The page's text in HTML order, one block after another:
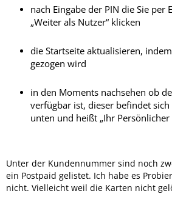
nach Eingabe der PIN die Sie per
„Weiter als Nutzer“ klicken
die Startseite aktualisieren,
gezogen wird
in den Moments nachsehen ob
verfügbar ist, dieser befindet
unten und heißt „Ihr Persönlicher
Unter der Kundennummer sind noch
ein Postpaid gelistet. Ich habe es
nicht. Vielleicht weil die Karten nicht